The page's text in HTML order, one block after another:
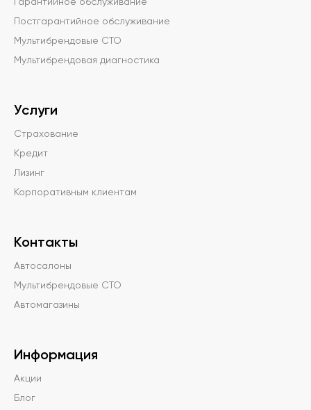
Гарантийное обслуживание
Постгарантийное обслуживание
Мультибрендовые СТО
Мультибрендовая диагностика
Услуги
Страхование
Кредит
Лизинг
Корпоративным клиентам
Контакты
Автосалоны
Мультибрендовые СТО
Автомагазины
Информация
Акции
Блог